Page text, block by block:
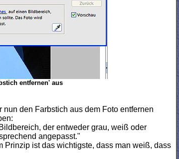
entfernen' aus
den Farbstich aus dem Foto entfernen
der entweder grau, weiß oder
angepasst."
Prinzip ist das wichtigste, dass man weiß, dass